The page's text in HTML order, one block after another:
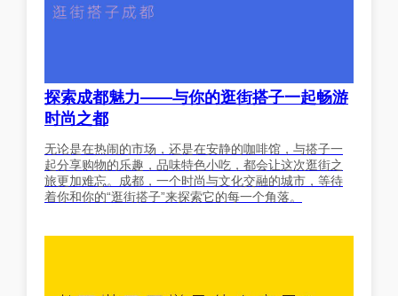
探索成都魅力——与你的逛街搭子一起畅游
时尚之都
无论是在热闹的市场，还是在安静的咖啡馆，与搭子一
起分享购物的乐趣，品味特色小吃，都会让这次逛街之
旅更加难忘。成都，一个时尚与文化交融的城市，等待
着你和你的“逛街搭子”来探索它的每一个角落。